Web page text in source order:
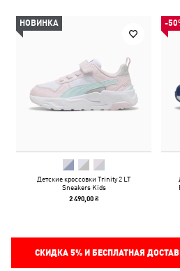
НОВИНКА
Детские кроссовки Trinity 2 LT
Sneakers Kids
2 490,00 ₴
-
СКИДКА 5%И БЕСПЛАТНАЯ